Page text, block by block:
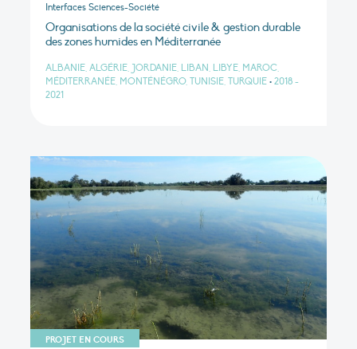
Interfaces Sciences-Société
Organisations de la société civile & gestion durable
des zones humides en Méditerranée
ALBANIE, ALGÉRIE, JORDANIE, LIBAN, LIBYE, MAROC,
MÉDITERRANÉE, MONTÉNÉGRO, TUNISIE, TURQUIE • 2018 -
2021
PROJET EN COURS